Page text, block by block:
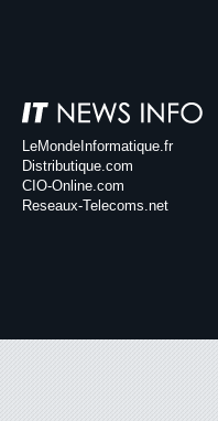
LeMondeInformatique.fr
Distributique.com
CIO-Online.com
Reseaux-Telecoms.net